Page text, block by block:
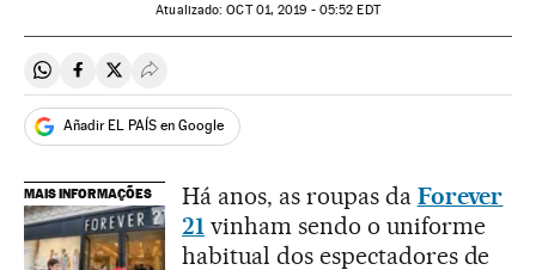
atualizado: OCT01, 2019 - 05:52 EDT
Compartir en Whatsapp
Compartir en Facebook
Compartir en Twitter
Desplegar Redes Sociales
Añadir EL PAÍS en Google
MAIS INFORMAÇÕES Há anos, as roupas da Forever
21 vinham sendo o uniforme
habitual dos espectadores de